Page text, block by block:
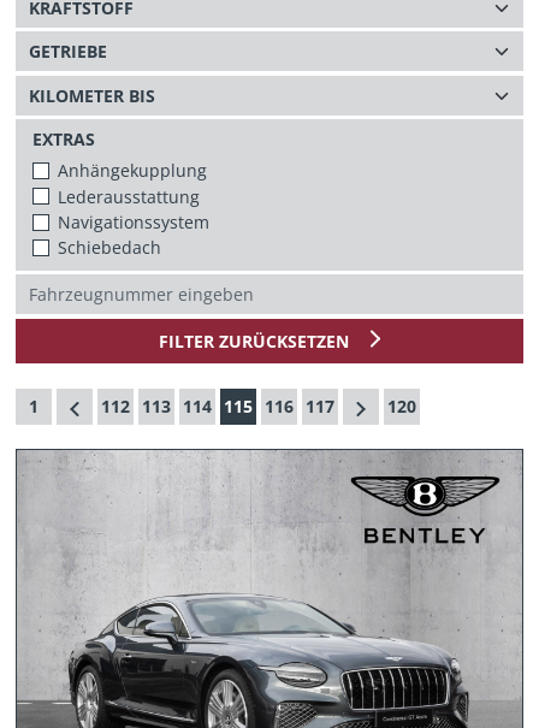
EXTRAS
Anhängekupplung
Lederausstattung
Navigationssystem
Schiebedach
FILTER ZURÜCKSETZEN
1 112 113 114 115 116 117 120